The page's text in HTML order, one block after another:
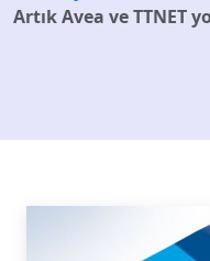
Artık Avea ve TTNET